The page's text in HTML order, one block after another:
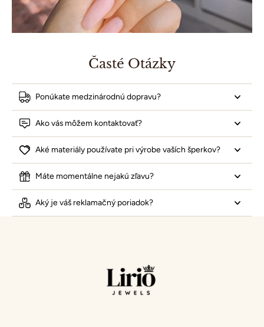
Časté Otázky
Ponúkate medzinárodnú dopravu?
Ako vás môžem kontaktovať?
Aké materiály používate pri výrobe vaších šperkov?
Máte momentálne nejakú zľavu?
Aký je váš reklamačný poriadok?